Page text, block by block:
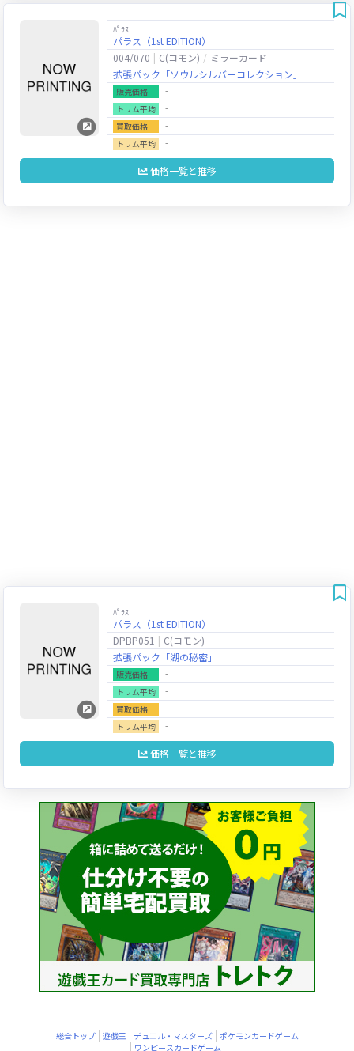
ﾊﾟﾗｽ
パラス（1st EDITION）
004/070
C(コモン)
ミラーカード
拡張パック「ソウルシルバーコレクション」
販売価格 ‐
トリム平均 ‐
買取価格 ‐
トリム平均 ‐
価格一覧と推移
ﾊﾟﾗｽ
パラス（1st EDITION）
DPBP051
C(コモン)
拡張パック「湖の秘密」
販売価格 ‐
トリム平均 ‐
買取価格 ‐
トリム平均 ‐
価格一覧と推移
総合トップ 遊戯王 デュエル・マスターズ
ポケモンカードゲーム
ワンピースカードゲーム